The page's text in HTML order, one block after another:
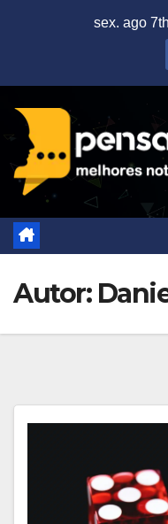
sex. ago
Autor: